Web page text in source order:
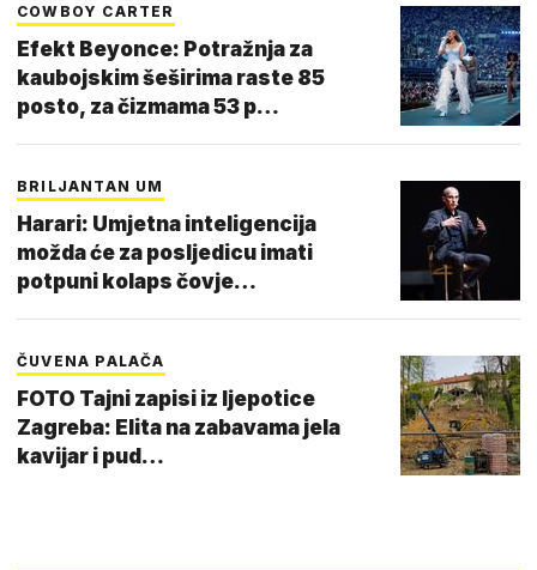
COWBOY CARTER
Efekt Beyonce: Potražnja za
kaubojskim šeširima raste 85
posto, za čizmama 53 p…
BRILJANTAN UM
Harari: Umjetna inteligencija
možda će za posljedicu imati
potpuni kolaps čovje…
ČUVENA PALAČA
FOTO Tajni zapisi iz ljepotice
Zagreba: Elita na zabavama jela
kavijar i pud…